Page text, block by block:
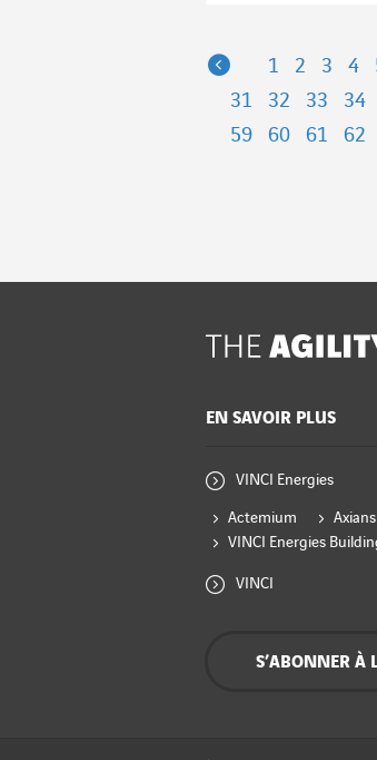
Previous
1 2 3 4
31
32 33 34
59
60 61 62
EN SAVOIR PLUS
VINCI Energies
Actemium Axians
VINCI Energies
VINCI
S’ABONNER À